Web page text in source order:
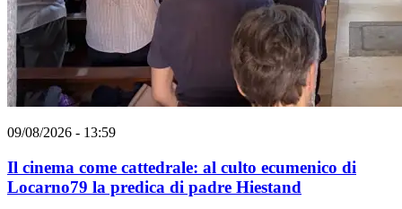
09/08/2026 - 13:59
Il cinema come cattedrale: al culto ecumenico di
Locarno79 la predica di padre Hiestand